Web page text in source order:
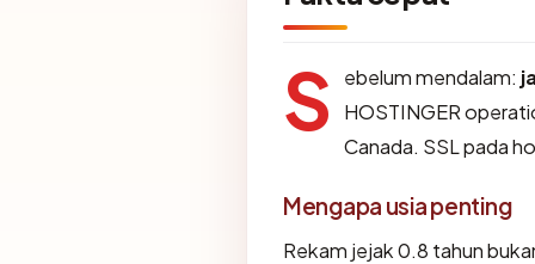
S ebelum mendalam:
HOSTINGER
Canada. SSL pada
Mengapa usia penting
Rekam jejak 0.8 tahun